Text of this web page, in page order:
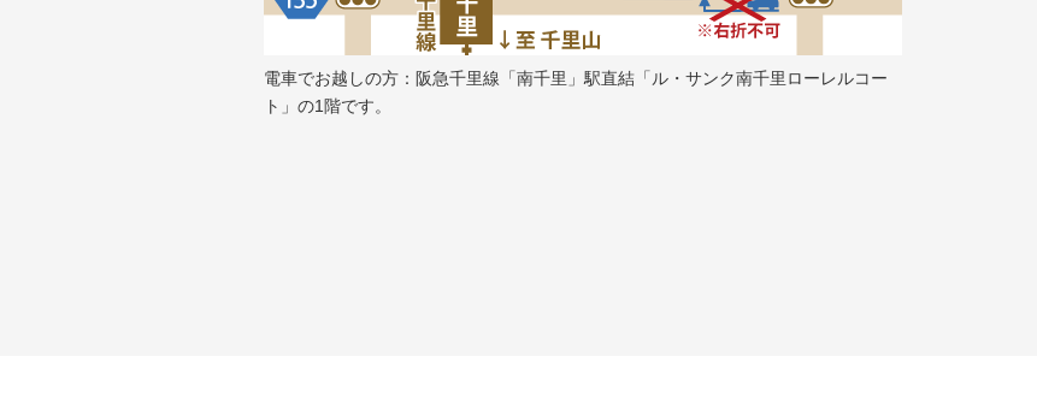
電車でお越しの方：阪急千里線「南千里」駅直結「ル・サンク南千里ローレルコー
ト」の1階です。